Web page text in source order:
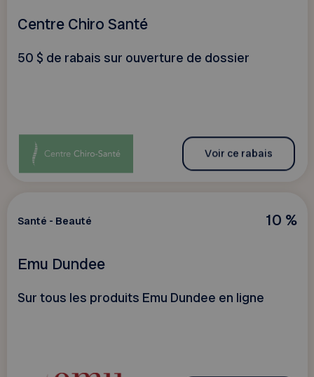
Centre Chiro Santé
50 $ de rabais sur ouverture de dossier
Voir ce rabais
10 %
Santé - Beauté
Emu Dundee
Sur tous les produits Emu Dundee en ligne